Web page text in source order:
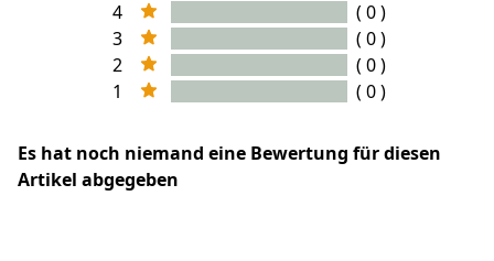
4
( 0 )
3
( 0 )
2
( 0 )
1
( 0 )
Es hat noch niemand eine Bewertung für diesen
Artikel abgegeben